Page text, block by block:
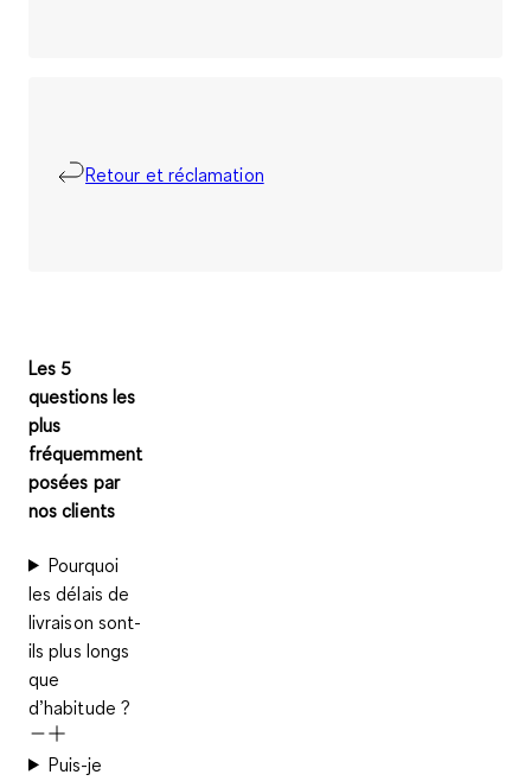
Retour et réclamation
Les 5
questions les
plus
fréquemment
posées par
nos clients
Pourquoi
les délais de
livraison sont-
ils plus longs
que
d’habitude ?
Puis-je